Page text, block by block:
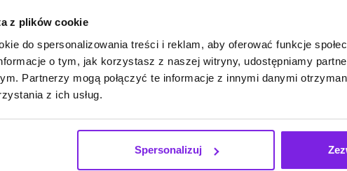
z plików cookie
do spersonalizowania treści i reklam, aby oferować funkcje
o tym, jak korzystasz z naszej witryny, udostępniamy
Partnerzy mogą połączyć te informacje z innymi danymi
z ich usług.
Spersonalizuj